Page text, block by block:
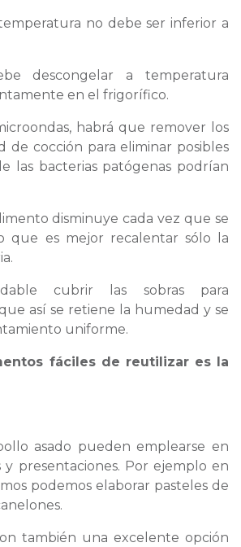
no debe ser inferior a
descongelar a temperatura
en el frigorífico.
habrá que remover los
de cocción para eliminar posibles
las bacterias patógenas podrían
disminuye cada vez que se
que es mejor recalentar sólo la
cubrir las sobras para
así se retiene la humedad y se
uniforme.
fáciles de reutilizar es la
asado pueden emplearse en
presentaciones. Por ejemplo en
podemos elaborar pasteles de
también una excelente opción